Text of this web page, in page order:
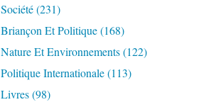
Société(231)
Briançon Et Politique(168)
Nature Et Environnements(122)
Politique Internationale(113)
Livres(98)